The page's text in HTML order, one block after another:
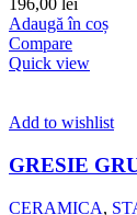
196,00 lei
Adaugă în coș
Compare
Quick view
Add to wishlist
GRESIE
CERAMICA,